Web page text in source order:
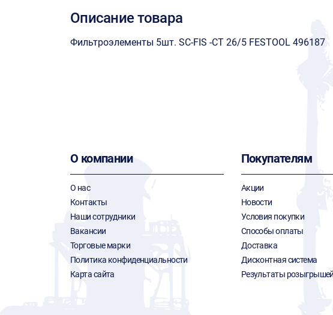
Описание товара
Фильтроэлементы 5шт. SC-FIS -CT 26/5 FESTOOL 496187
О компании
О нас
Контакты
Наши сотрудники
Вакансии
Торговые марки
Политика конфиденциальности
Карта сайта
Покупателям
Акции
Новости
Условия покупки
Способы оплаты
Доставка
Дисконтная система
Результаты розыгрышей